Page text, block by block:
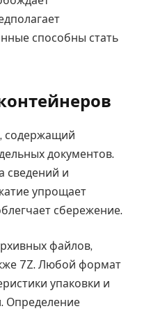
способны стать
содержащий
документов.
сведений и
упрощает
сбережение.
файлов,
7Z. Любой формат
упаковки и
Определение